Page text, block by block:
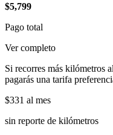
$5,799
Pago total
Ver completo
Si recorres más kilómetros
pagarás una tarifa
$331 al mes
sin reporte de kilómetros